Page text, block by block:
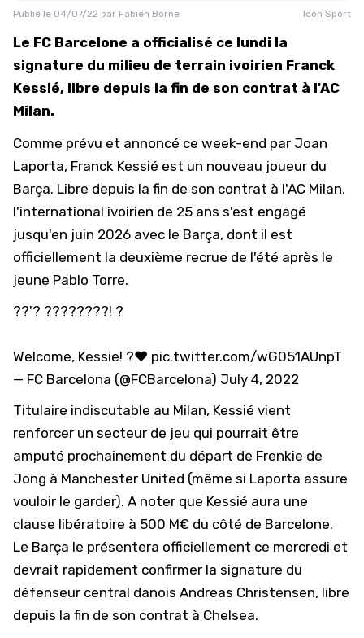
Publié le 04/07/22 par Fabien Borne Icon Sport
Le FC Barcelone a officialisé ce lundi la
signature du milieu de terrain ivoirien Franck
Kessié, libre depuis la fin de son contrat à l'AC
Milan.
Comme prévu et annoncé ce week-end par Joan
Laporta, Franck Kessié est un nouveau joueur du
Barça. Libre depuis la fin de son contrat à l'AC Milan,
l'international ivoirien de 25 ans s'est engagé
jusqu'en juin 2026 avec le Barça, dont il est
officiellement la deuxième recrue de l'été après le
jeune Pablo Torre.
??'? ????????! ?
Welcome, Kessie! ?❤️ pic.twitter.com/wG051AUnpT
— FC Barcelona (@FCBarcelona) July 4, 2022
Titulaire indiscutable au Milan, Kessié vient
renforcer un secteur de jeu qui pourrait être
amputé prochainement du départ de Frenkie de
Jong à Manchester United (même si Laporta assure
vouloir le garder). A noter que Kessié aura une
clause libératoire à 500 M€ du côté de Barcelone.
Le Barça le présentera officiellement ce mercredi et
devrait rapidement confirmer la signature du
défenseur central danois Andreas Christensen, libre
depuis la fin de son contrat à Chelsea.